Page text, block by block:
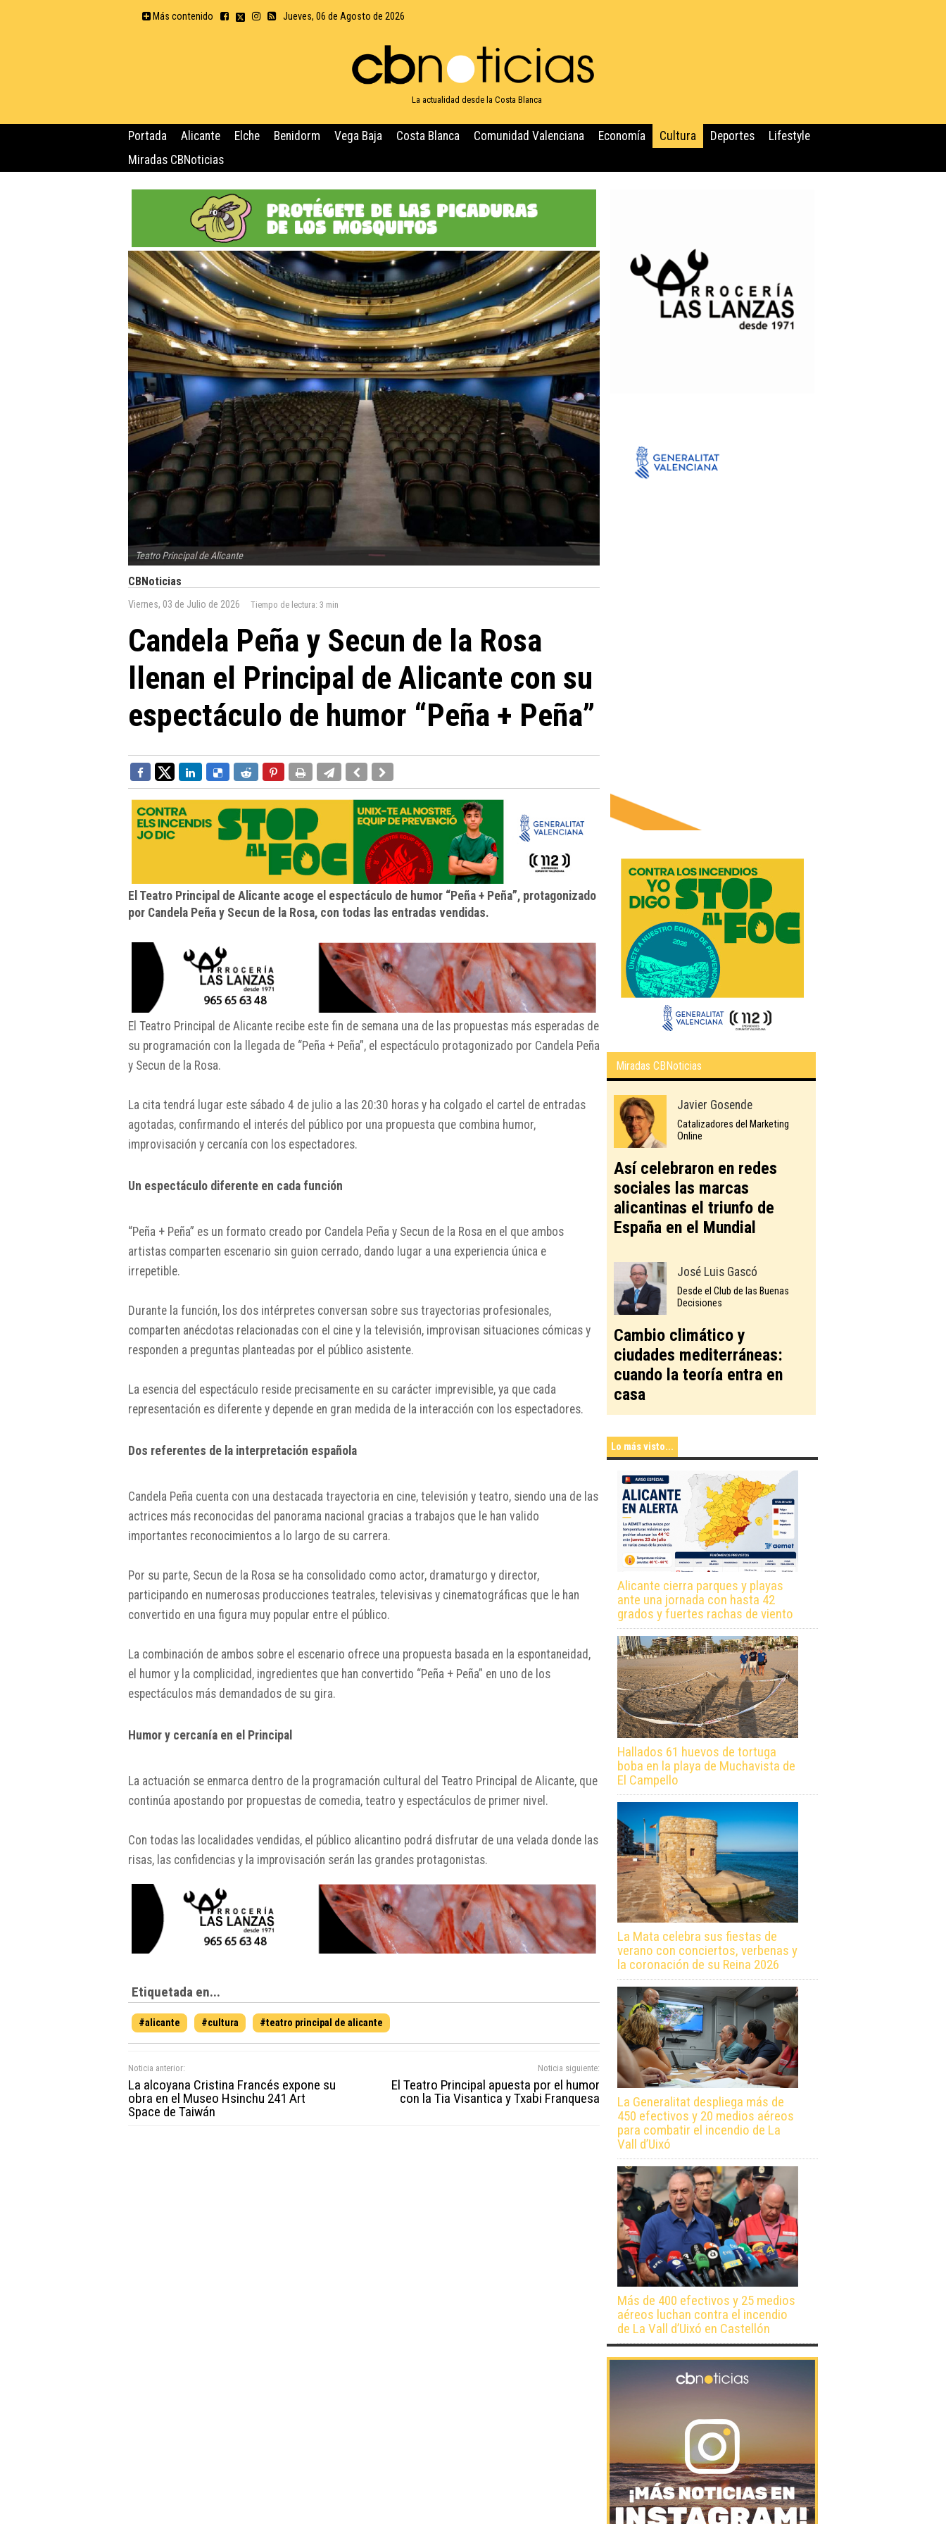
Más contenido Jueves, 06 de Agosto de 2026
La actualidad desde la Costa Blanca
Portada Alicante Elche Benidorm Vega Baja Costa Blanca Comunidad Valenciana Economía Cultura Deportes
Lifestyle
Miradas CBNoticias
Teatro Principal de Alicante
CBNoticias
Viernes, 03 de Julio de 2026 Tiempo de lectura: 3 min
Candela Peña y Secun de la Rosa
llenan el Principal de Alicante con su
espectáculo de humor “Peña + Peña”
El Teatro Principal de Alicante acoge el espectáculo de humor “Peña + Peña”, protagonizado
por Candela Peña y Secun de la Rosa, con todas las entradas vendidas.
El Teatro Principal de Alicante recibe este fin de semana una de las propuestas más esperadas de
su programación con la llegada de “Peña + Peña”, el espectáculo protagonizado por Candela Peña
y Secun de la Rosa.
La cita tendrá lugar este sábado 4 de julio a las 20:30 horas y ha colgado el cartel de entradas
agotadas, confirmando el interés del público por una propuesta que combina humor,
improvisación y cercanía con los espectadores.
Un espectáculo diferente en cada función
“Peña + Peña” es un formato creado por Candela Peña y Secun de la Rosa en el que ambos
artistas comparten escenario sin guion cerrado, dando lugar a una experiencia única e
irrepetible.
Durante la función, los dos intérpretes conversan sobre sus trayectorias profesionales,
comparten anécdotas relacionadas con el cine y la televisión, improvisan situaciones cómicas y
responden a preguntas planteadas por el público asistente.
La esencia del espectáculo reside precisamente en su carácter imprevisible, ya que cada
representación es diferente y depende en gran medida de la interacción con los espectadores.
Dos referentes de la interpretación española
Candela Peña cuenta con una destacada trayectoria en cine, televisión y teatro, siendo una de las
actrices más reconocidas del panorama nacional gracias a trabajos que le han valido
importantes reconocimientos a lo largo de su carrera.
Por su parte, Secun de la Rosa se ha consolidado como actor, dramaturgo y director,
participando en numerosas producciones teatrales, televisivas y cinematográficas que le han
convertido en una figura muy popular entre el público.
La combinación de ambos sobre el escenario ofrece una propuesta basada en la espontaneidad,
el humor y la complicidad, ingredientes que han convertido “Peña + Peña” en uno de los
espectáculos más demandados de su gira.
Humor y cercanía en el Principal
La actuación se enmarca dentro de la programación cultural del Teatro Principal de Alicante, que
continúa apostando por propuestas de comedia, teatro y espectáculos de primer nivel.
Con todas las localidades vendidas, el público alicantino podrá disfrutar de una velada donde las
risas, las confidencias y la improvisación serán las grandes protagonistas.
Etiquetada en...
#alicante #cultura #teatro principal de alicante
Noticia anterior:
La alcoyana Cristina Francés expone su
obra en el Museo Hsinchu 241 Art
Space de Taiwán
Noticia siguiente:
El Teatro Principal apuesta por el humor
con la Tia Visantica y Txabi Franquesa
Miradas CBNoticias
Javier Gosende
Catalizadores del Marketing
Online
Así celebraron en redes
sociales las marcas
alicantinas el triunfo de
España en el Mundial
José Luis Gascó
Desde el Club de las Buenas
Decisiones
Cambio climático y
ciudades mediterráneas:
cuando la teoría entra en
casa
Lo más visto...
Alicante cierra parques y playas
ante una jornada con hasta 42
grados y fuertes rachas de viento
Hallados 61 huevos de tortuga
boba en la playa de Muchavista de
El Campello
La Mata celebra sus fiestas de
verano con conciertos, verbenas y
la coronación de su Reina 2026
La Generalitat despliega más de
450 efectivos y 20 medios aéreos
para combatir el incendio de La
Vall d’Uixó
Más de 400 efectivos y 25 medios
aéreos luchan contra el incendio
de La Vall d’Uixó en Castellón